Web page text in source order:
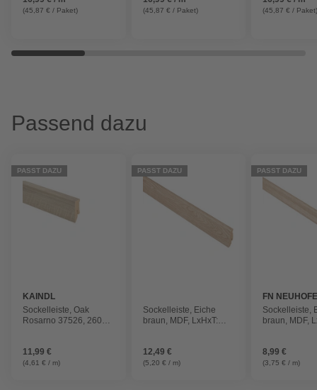
(45,87 € / Paket) (45,87 € / Paket) (45,87 € /
Passend dazu
PASST DAZU
KAINDL
Sockelleiste, Oak
Rosarno 37526, 2600 x
11,99 €
(4,61 € / m)
PASST DAZU
Sockelleiste, Eiche
braun, MDF, LxHxT:
12,49 €
(5,20 € / m)
PASST DAZU
FN
Sockelleiste,
braun, MDF,
8,99 €
(3,75 € / m)